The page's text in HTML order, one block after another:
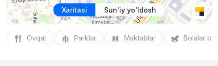
Xaritasi Sun'iy yo'ldosh
Ovqat Parklar Maktablar Bolalar